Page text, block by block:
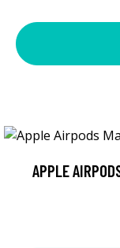
APPLE